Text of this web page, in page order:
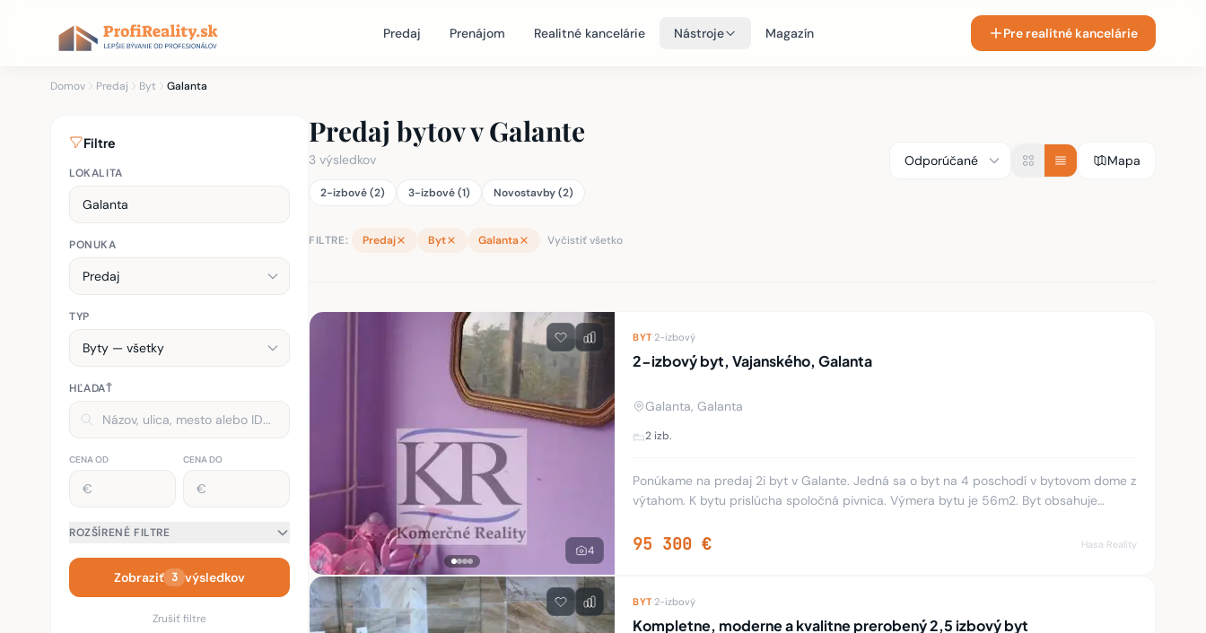
Predaj Prenájom Realitné kancelárie Nástroje Magazín Pre realitné kancelárie
Domov Predaj Byt Galanta
Filtre
LOKALITA
PONUKA
TYP
HĽADAŤ
CENA OD CENA DO
ROZŠÍRENÉ FILTRE
Zobraziť 3 výsledkov
Zrušiť filtre
Predaj bytov v Galante
3 výsledkov
2-izbové (2) 3-izbové (1) Novostavby (2)
Mapa
FILTRE: Predaj Byt Galanta Vyčistiť všetko
Zoznam nehnuteľností
4
BYT· 2-izbový
2-izbový byt, Vajanského, Galanta
Galanta, Galanta
2 izb.
Ponúkame na predaj 2i byt v Galante. Jedná sa o byt na 4 poschodí v bytovom dome z
výtahom. K bytu prislúcha spoločná pivnica. Výmera bytu je 56m2. Byt obsahuje
95 300 € Hasa Reality
BYT· 2-izbový
Kompletne, moderne a kvalitne prerobený 2,5 izbový byt